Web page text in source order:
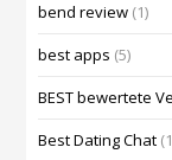
bend review (1)
best apps (5)
BEST bewertete
Best Dating Chat